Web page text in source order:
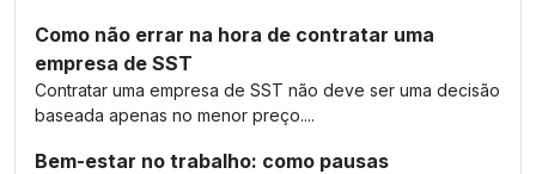
Como não errar na hora de contratar uma
empresa de SST
Contratar uma empresa de SST não deve ser uma decisão
baseada apenas no menor preço....
Bem-estar no trabalho: como pausas